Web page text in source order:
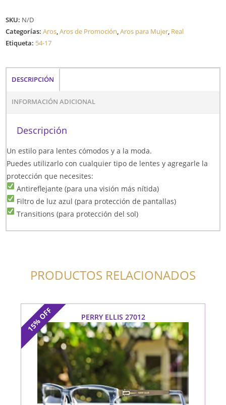
SKU: N/D
Categorías:Aros,Aros de Promoción,Aros para Mujer, Real
Etiqueta: 54-17
DESCRIPCIÓN
INFORMACIÓN ADICIONAL
Descripción
Un estilo para lentes cómodos y a la moda.
Puedes utilizarlo con cualquier tipo de lentes y agregarle la
protección que necesites:
Antireflejante (para una visión más nítida)
Filtro de luz azul (para protección de pantallas)
Transitions (para protección del sol)
PRODUCTOS RELACIONADOS
15%
OFF PERRY ELLIS 27012